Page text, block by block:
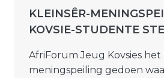
KLEINSÊR-
KOVSIE-STUDENTE
AfriForum Jeug Kovsies het
meningspeiling gedoen